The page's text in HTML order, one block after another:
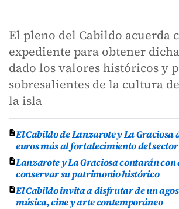
El pleno del Cabildo acuerda
expediente para obtener
dado los valores históricos y
sobresalientes de la cultura
la isla
El Cabildo de Lanzarote y La Graciosa
euros más al fortalecimiento del
Lanzarote y La Graciosa contarán
conservar su patrimonio histórico
El Cabildo invita a disfrutar de un
música, cine y arte contemporáneo